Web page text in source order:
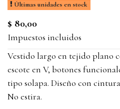
Últimas unidades en stock
$ 80,00
Impuestos incluidos
Vestido largo en tejido plano
escote en V, botones
tipo solapa. Diseño con
No estira.